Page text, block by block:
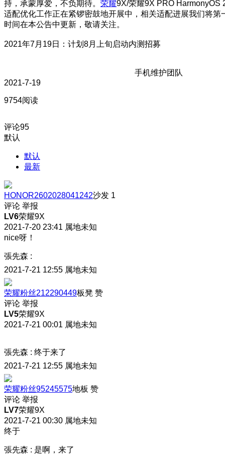
持，承蒙厚爱，不负期待。 荣耀9X/荣耀9X PRO HarmonyOS
适配优化工作正在紧锣密鼓地开展中，相关适配进展我们将第
时间在本公告中更新，敬请关注。
2021年7月19日：计划8月上旬启动内测招募
手机维护团队
2021-7-19
9754阅读
评论95
默认
默认
最新
HONOR2602028041242沙发 1
评论 举报
LV6荣耀9X
2021-7-20 23:41 属地未知
nice呀！
張先森 :
2021-7-21 12:55 属地未知
荣耀粉丝212290449板凳 赞
评论 举报
LV5荣耀9X
2021-7-21 00:01 属地未知
張先森 : 终于来了
2021-7-21 12:55 属地未知
荣耀粉丝95245575地板 赞
评论 举报
LV7荣耀9X
2021-7-21 00:30 属地未知
终于
張先森 : 是啊，来了